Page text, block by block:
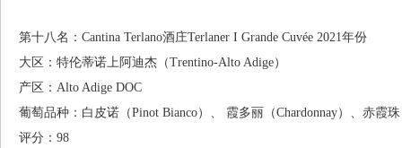
第十八名：Cantina Terlano酒庄Terlaner I Grande Cuvée 2021年份
大区：特伦蒂诺上阿迪杰（Trentino-Alto Adige）
产区：Alto Adige DOC
葡萄品种：白皮诺（Pinot Bianco）、 霞多丽（Chardonnay）、赤霞珠
评分：98